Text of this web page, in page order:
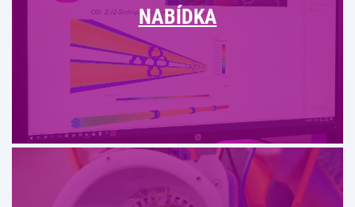
NABÍDKA